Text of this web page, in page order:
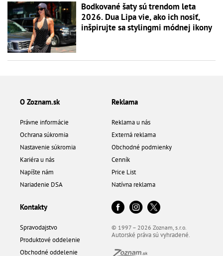
Bodkované šaty sú trendom leta
2026. Dua Lipa vie, ako ich nosiť,
inšpirujte sa stylingmi módnej ikony
O Zoznam.sk
Právne informácie
Ochrana súkromia
Nastavenie súkromia
Kariéra u nás
Napíšte nám
Nariadenie DSA
Reklama
Reklama u nás
Externá reklama
Obchodné podmienky
Cenník
Price List
Natívna reklama
Kontakty
Spravodajstvo
Produktové oddelenie
Obchodné oddelenie
© 1997 – 2026 Zoznam, s.r.o.
Autorské práva sú vyhradené.